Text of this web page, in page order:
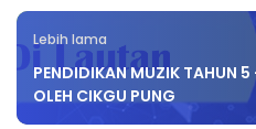
Lebih lama
PENDIDIKAN MUZIK TAHUN
OLEH CIKGU PUNG